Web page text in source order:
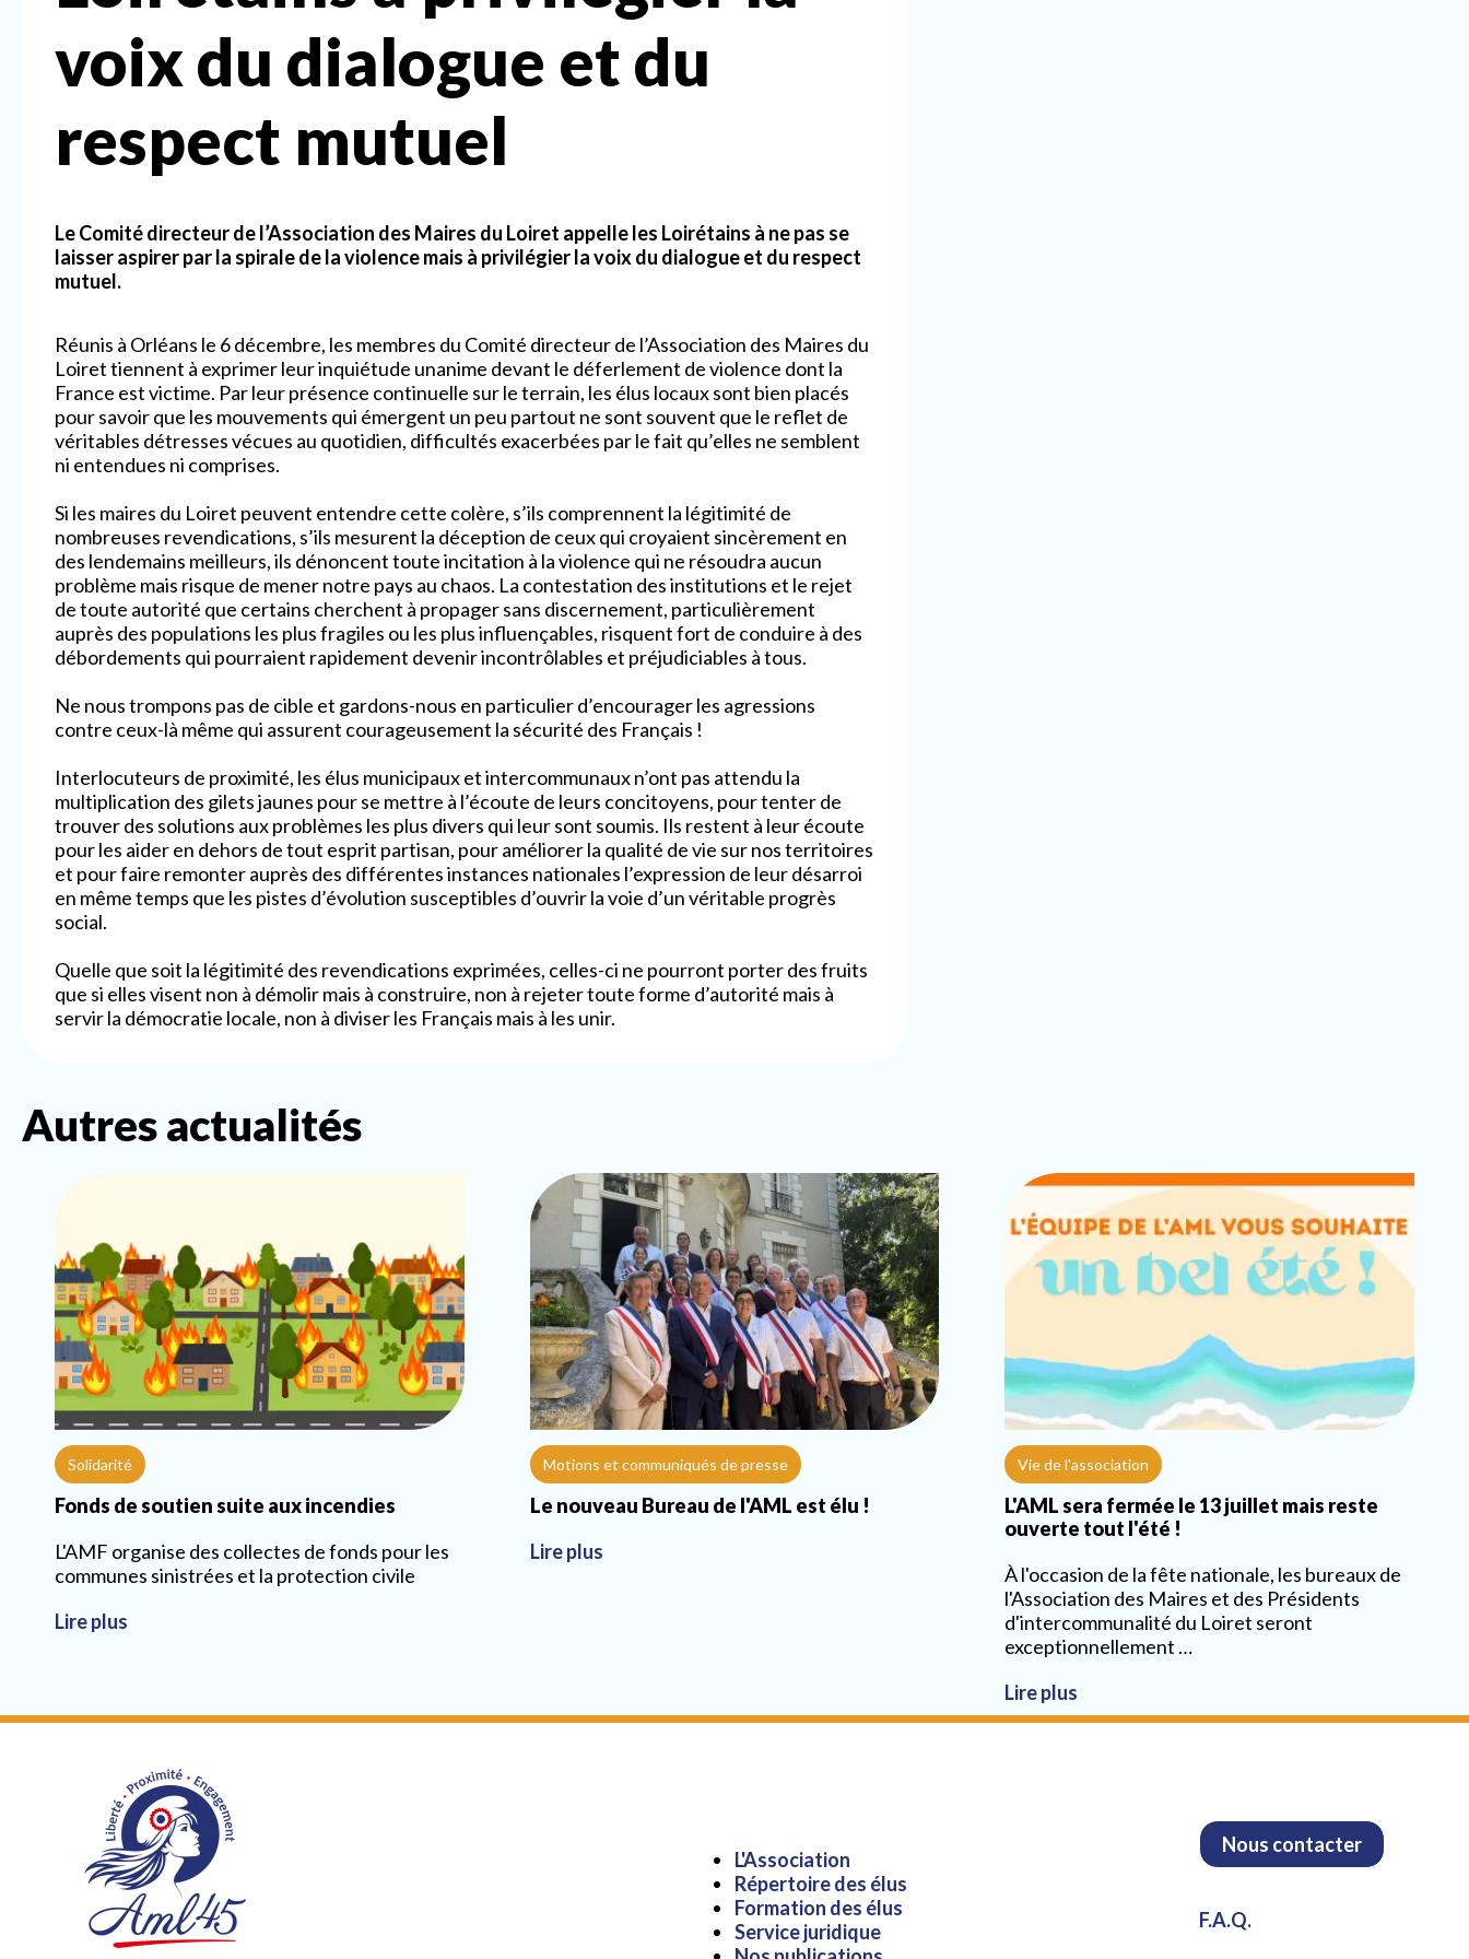
voix du dialogue et du
respect mutuel
Le Comité directeur de l’Association des Maires du Loiret appelle les Loirétains à ne pas se
laisser aspirer par la spirale de la violence mais à privilégier la voix du dialogue et du respect
mutuel.
Réunis à Orléans le 6 décembre, les membres du Comité directeur de l’Association des Maires du
Loiret tiennent à exprimer leur inquiétude unanime devant le déferlement de violence dont la
France est victime. Par leur présence continuelle sur le terrain, les élus locaux sont bien placés
pour savoir que les mouvements qui émergent un peu partout ne sont souvent que le reflet de
véritables détresses vécues au quotidien, difficultés exacerbées par le fait qu’elles ne semblent
ni entendues ni comprises.
Si les maires du Loiret peuvent entendre cette colère, s’ils comprennent la légitimité de
nombreuses revendications, s’ils mesurent la déception de ceux qui croyaient sincèrement en
des lendemains meilleurs, ils dénoncent toute incitation à la violence qui ne résoudra aucun
problème mais risque de mener notre pays au chaos. La contestation des institutions et le rejet
de toute autorité que certains cherchent à propager sans discernement, particulièrement
auprès des populations les plus fragiles ou les plus influençables, risquent fort de conduire à des
débordements qui pourraient rapidement devenir incontrôlables et préjudiciables à tous.
Ne nous trompons pas de cible et gardons-nous en particulier d’encourager les agressions
contre ceux-là même qui assurent courageusement la sécurité des Français !
Interlocuteurs de proximité, les élus municipaux et intercommunaux n’ont pas attendu la
multiplication des gilets jaunes pour se mettre à l’écoute de leurs concitoyens, pour tenter de
trouver des solutions aux problèmes les plus divers qui leur sont soumis. Ils restent à leur écoute
pour les aider en dehors de tout esprit partisan, pour améliorer la qualité de vie sur nos territoires
et pour faire remonter auprès des différentes instances nationales l’expression de leur désarroi
en même temps que les pistes d’évolution susceptibles d’ouvrir la voie d’un véritable progrès
social.
Quelle que soit la légitimité des revendications exprimées, celles-ci ne pourront porter des fruits
que si elles visent non à démolir mais à construire, non à rejeter toute forme d’autorité mais à
servir la démocratie locale, non à diviser les Français mais à les unir.
Autres actualités
Solidarité
Fonds de soutien suite aux incendies
L'AMF organise des collectes de fonds pour les
communes sinistrées et la protection civile
Lire plus
Motions et communiqués de presse
Le nouveau Bureau de l'AML est élu !
Lire plus
Vie de l'association
L'AML sera fermée le 13 juillet mais reste
ouverte tout l'été !
À l'occasion de la fête nationale, les bureaux de
l'Association des Maires et des Présidents
d'intercommunalité du Loiret seront
exceptionnellement …
Lire plus
contenu
L'Association
Répertoire des élus
Formation des élus
Service juridique
Nous contacter
F.A.Q.